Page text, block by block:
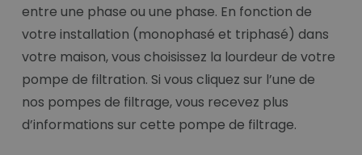
entre une phase ou une phase. En fonction de
votre installation (monophasé et triphasé) dans
votre maison, vous choisissez la lourdeur de votre
pompe de filtration. Si vous cliquez sur l’une de
nos pompes de filtrage, vous recevez plus
d’informations sur cette pompe de filtrage.